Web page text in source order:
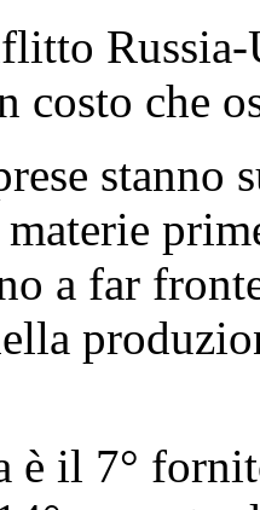
costo che
materie
a far
fornitore